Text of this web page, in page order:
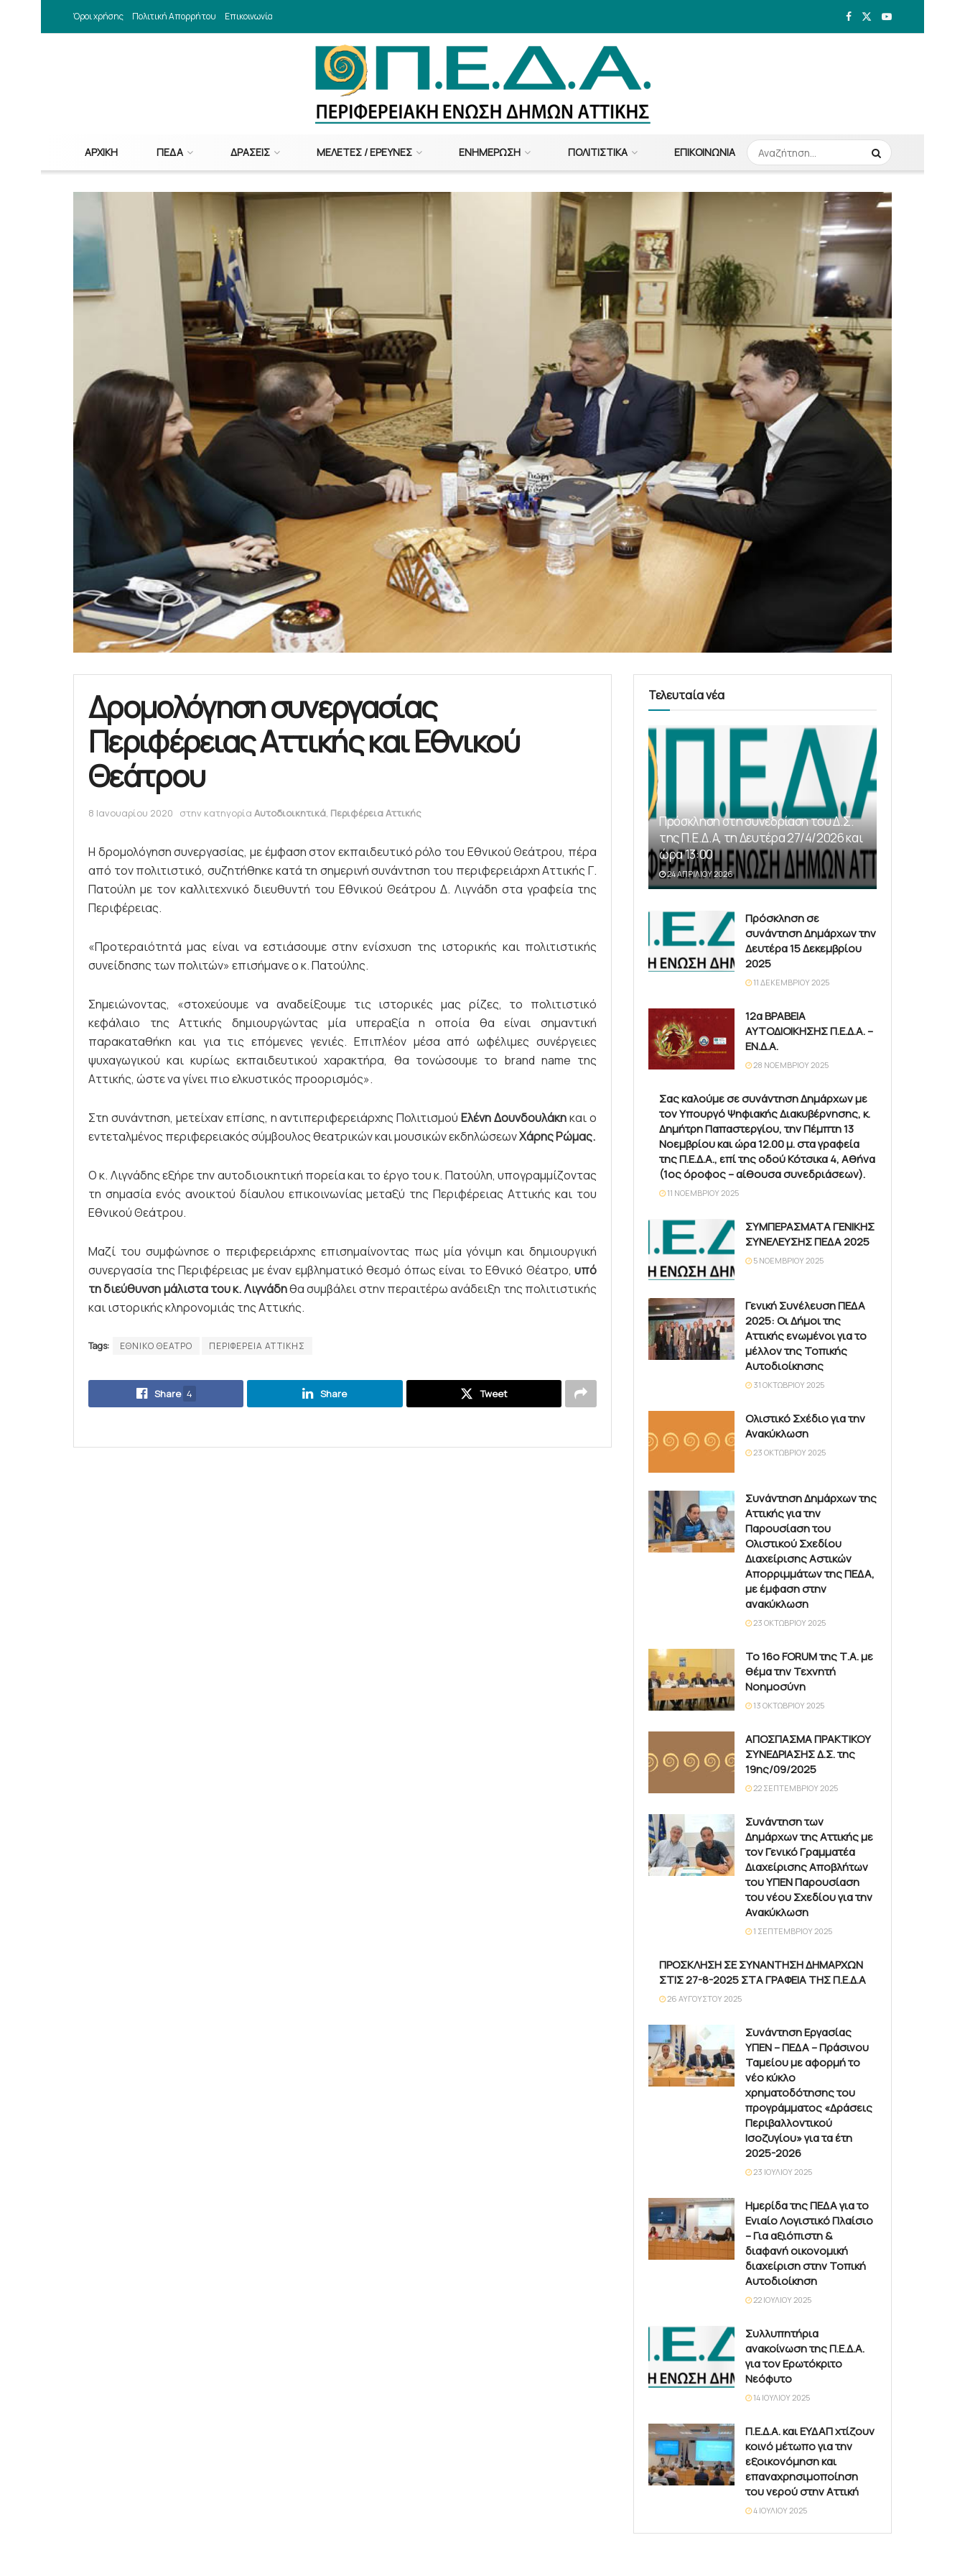
Όροι χρήσης Πολιτική Απορρήτου Επικοινωνία
ΑΡΧΙΚΉ ΠΕΔΑ ΔΡΆΣΕΙΣ ΜΕΛΈΤΕΣ / ΈΡΕΥΝΕΣ ΕΝΗΜΈΡΩΣΗ ΠΟΛΙΤΙΣΤΙΚΆ ΕΠΙΚΟΙΝΩΝΊΑ
Δρομολόγηση συνεργασίας
Περιφέρειας Αττικής και Εθνικού
Θεάτρου
8 Ιανουαρίου 2020 στην κατηγορία Αυτοδιοικητικά, Περιφέρεια Αττικής
Η δρομολόγηση συνεργασίας, με έμφαση στον εκπαιδευτικό ρόλο του Εθνικού Θεάτρου, πέρα
από τον πολιτιστικό, συζητήθηκε κατά τη σημερινή συνάντηση του περιφερειάρχη Αττικής Γ.
Πατούλη με τον καλλιτεχνικό διευθυντή του Εθνικού Θεάτρου Δ. Λιγνάδη στα γραφεία της
Περιφέρειας.
«Προτεραιότητά μας είναι να εστιάσουμε στην ενίσχυση της ιστορικής και πολιτιστικής
συνείδησης των πολιτών» επισήμανε ο κ. Πατούλης.
Σημειώνοντας, «στοχεύουμε να αναδείξουμε τις ιστορικές μας ρίζες, το πολιτιστικό
κεφάλαιο της Αττικής δημιουργώντας μία υπεραξία η οποία θα είναι σημαντική
παρακαταθήκη και για τις επόμενες γενιές. Επιπλέον μέσα από ωφέλιμες συνέργειες
ψυχαγωγικού και κυρίως εκπαιδευτικού χαρακτήρα, θα τονώσουμε το brand name της
Αττικής, ώστε να γίνει πιο ελκυστικός προορισμός».
Στη συνάντηση, μετείχαν επίσης, η αντιπεριφερειάρχης ΠολιτισμούΕλένη Δουνδουλάκηκαι ο
εντεταλμένος περιφερειακός σύμβουλος θεατρικών και μουσικών εκδηλώσεωνΧάρης Ρώμας.
Ο κ. Λιγνάδης εξήρε την αυτοδιοικητική πορεία και το έργο του κ. Πατούλη, υπογραμμίζοντας
τη σημασία ενός ανοικτού δίαυλου επικοινωνίας μεταξύ της Περιφέρειας Αττικής και του
Εθνικού Θεάτρου.
Μαζί του συμφώνησε ο περιφερειάρχης επισημαίνοντας πως μία γόνιμη και δημιουργική
συνεργασία της Περιφέρειας με έναν εμβληματικό θεσμό όπως είναι το Εθνικό Θέατρο, υπό
τη διεύθυνση μάλιστα του κ. Λιγνάδηθα συμβάλει στην περαιτέρω ανάδειξη της πολιτιστικής
και ιστορικής κληρονομιάς της Αττικής.
Tags: ΕΘΝΙΚΟ ΘΕΑΤΡΟ ΠΕΡΙΦΕΡΕΙΑ ΑΤΤΙΚΗΣ
Share 4 Share Tweet
Τελευταία νέα
Πρόσκληση στη συνεδρίαση του Δ.Σ.
της Π.Ε.Δ.Α, τη Δευτέρα 27/4/2026 και
ώρα 13:00
24 ΑΠΡΙΛΊΟΥ 2026
Πρόσκληση σε
συνάντηση Δημάρχων την
Δευτέρα 15 Δεκεμβρίου
2025
11 ΔΕΚΕΜΒΡΊΟΥ 2025
12α ΒΡΑΒΕΙΑ
ΑΥΤΟΔΙΟΙΚΗΣΗΣ Π.Ε.Δ.Α. –
ΕΝ.Δ.Α.
28 ΝΟΕΜΒΡΊΟΥ 2025
Σας καλούμε σε συνάντηση Δημάρχων με
τον Υπουργό Ψηφιακής Διακυβέρνησης, κ.
Δημήτρη Παπαστεργίου, την Πέμπτη 13
Νοεμβρίου και ώρα 12.00 μ. στα γραφεία
της Π.Ε.Δ.Α., επί της οδού Κότσικα 4, Αθήνα
(1ος όροφος – αίθουσα συνεδριάσεων).
11 ΝΟΕΜΒΡΊΟΥ 2025
ΣΥΜΠΕΡΑΣΜΑΤΑ ΓΕΝΙΚΗΣ
ΣΥΝΕΛΕΥΣΗΣ ΠΕΔΑ 2025
5 ΝΟΕΜΒΡΊΟΥ 2025
Γενική Συνέλευση ΠΕΔΑ
2025: Οι Δήμοι της
Αττικής ενωμένοι για το
μέλλον της Τοπικής
Αυτοδιοίκησης
31 ΟΚΤΩΒΡΊΟΥ 2025
Ολιστικό Σχέδιο για την
Ανακύκλωση
23 ΟΚΤΩΒΡΊΟΥ 2025
Συνάντηση Δημάρχων της
Αττικής για την
Παρουσίαση του
Ολιστικού Σχεδίου
Διαχείρισης Αστικών
Απορριμμάτων της ΠΕΔΑ,
με έμφαση στην
ανακύκλωση
23 ΟΚΤΩΒΡΊΟΥ 2025
Το 16ο FORUM της Τ.Α. με
θέμα την Τεχνητή
Νοημοσύνη
13 ΟΚΤΩΒΡΊΟΥ 2025
ΑΠΟΣΠΑΣΜΑ ΠΡΑΚΤΙΚΟΥ
ΣΥΝΕΔΡΙΑΣΗΣ Δ.Σ. της
19ης/09/2025
22 ΣΕΠΤΕΜΒΡΊΟΥ 2025
Συνάντηση των
Δημάρχων της Αττικής με
τον Γενικό Γραμματέα
Διαχείρισης Αποβλήτων
του ΥΠΕΝ Παρουσίαση
του νέου Σχεδίου για την
Ανακύκλωση
1 ΣΕΠΤΕΜΒΡΊΟΥ 2025
ΠΡΟΣΚΛΗΣΗ ΣΕ ΣΥΝΑΝΤΗΣΗ ΔΗΜΑΡΧΩΝ
ΣΤΙΣ 27-8-2025 ΣΤΑ ΓΡΑΦΕΙΑ ΤΗΣ Π.Ε.Δ.Α
26 ΑΥΓΟΎΣΤΟΥ 2025
Συνάντηση Εργασίας
ΥΠΕΝ – ΠΕΔΑ – Πράσινου
Ταμείου με αφορμή το
νέο κύκλο
χρηματοδότησης του
προγράμματος «Δράσεις
Περιβαλλοντικού
Ισοζυγίου» για τα έτη
2025-2026
23 ΙΟΥΛΊΟΥ 2025
Ημερίδα της ΠΕΔΑ για το
Ενιαίο Λογιστικό Πλαίσιο
– Για αξιόπιστη &
διαφανή οικονομική
διαχείριση στην Τοπική
Αυτοδιοίκηση
22 ΙΟΥΛΊΟΥ 2025
Συλλυπητήρια
ανακοίνωση της Π.Ε.Δ.Α.
για τον Ερωτόκριτο
Νεόφυτο
14 ΙΟΥΛΊΟΥ 2025
Π.Ε.Δ.Α. και ΕΥΔΑΠ χτίζουν
κοινό μέτωπο για την
εξοικονόμηση και
επαναχρησιμοποίηση
του νερού στην Αττική
4 ΙΟΥΛΊΟΥ 2025